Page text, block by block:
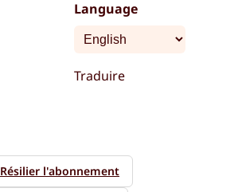
Language
Traduire
Résilier l'abonnement